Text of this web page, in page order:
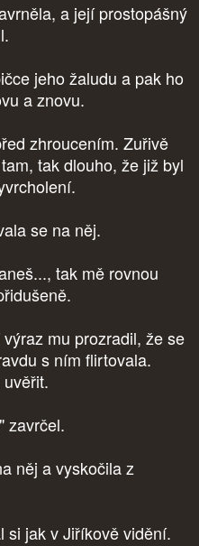
a její prostopášný
jeho žaludu a pak ho
a znovu.
zhroucením. Zuřivě
tak dlouho, že již byl
se na něj.
tak mě rovnou
mu prozradil, že se
s ním flirtovala.
zavrčel.
něj a vyskočila z
si jak v Jiříkově vidění.